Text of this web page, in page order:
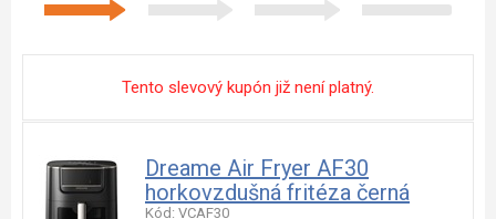
Tento slevový kupón již není platný.
Dreame Air Fryer AF30
horkovzdušná fritéza černá
Kód: VCAF30